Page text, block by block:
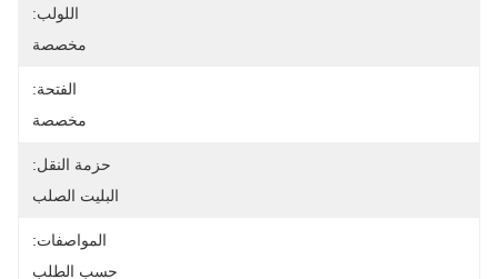
اللولب:
مخصصة
الفتحة:
مخصصة
حزمة النقل:
البليت الصلب
المواصفات:
حسب الطلب